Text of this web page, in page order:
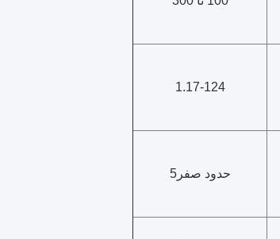
1.17-124
حدود صفر5